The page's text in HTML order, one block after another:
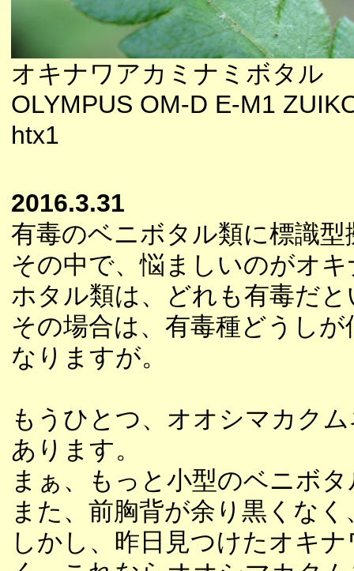
オキナワアカミナミボタル
OLYMPUS OM-D E-M1
htx1
2016.3.31
有毒のベニボタル類に標識
その中で、悩ましいのがオ
ホタル類は、どれも有毒だ
その場合は、有毒種どうし
なりますが。
もうひとつ、オオシマカク
あります。
まぁ、もっと小型のベニボ
また、前胸背が余り黒くな
しかし、昨日見つけたオキ